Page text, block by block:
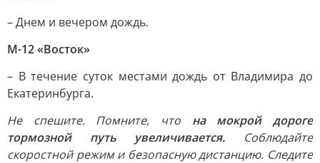
– Днем и вечером дождь.
М-12 «Восток»
– В течение суток местами дождь от Владимира до
Екатеринбурга.
Не спешите. Помните, что на мокрой дороге
тормозной путь увеличивается. Соблюдайте
скоростной режим и безопасную дистанцию. Следите